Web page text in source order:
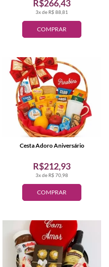
COMPRAR
3x de R$ 88,81
R$266,43
COMPRAR
3x de R$ 70,98
R$212,93
Cesta Adoro Aniversário